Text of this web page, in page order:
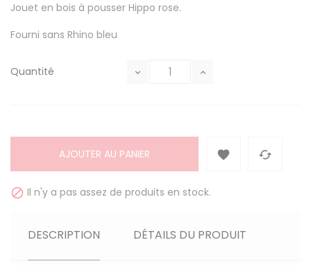
Jouet en bois à pousser Hippo rose.
Fourni sans Rhino bleu
Quantité
AJOUTER AU PANIER  
 Il n'y a pas assez de produits en stock.
DESCRIPTION DÉTAILS DU PRODUIT